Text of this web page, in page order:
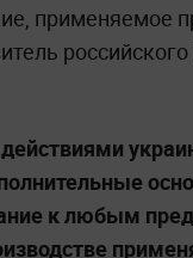
применяемое
к любым